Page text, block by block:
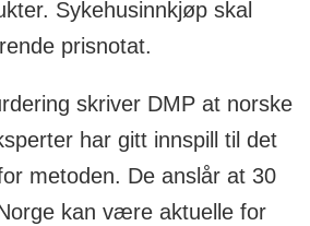
Sykehusinnkjøp skal
prisnotat.
skriver DMP at norske
har gitt innspill til det
metoden. De anslår at 30
kan være aktuelle for